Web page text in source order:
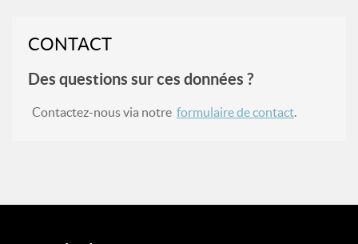
CONTACT
Des questions sur ces données ?
Contactez-nous via notre formulaire de contact.